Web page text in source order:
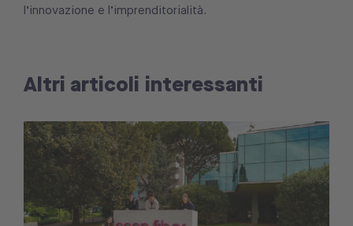
l’innovazione e l’imprenditorialità.
Altri articoli interessanti